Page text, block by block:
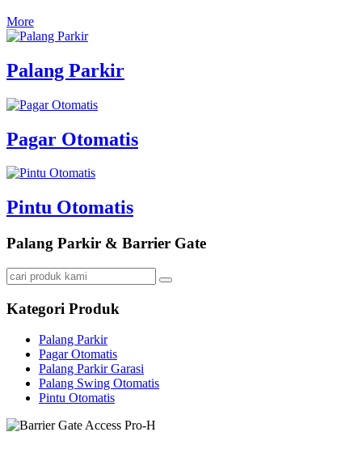
More
Palang Parkir
Pagar Otomatis
Pintu Otomatis
Palang Parkir & Barrier Gate
Kategori Produk
Palang Parkir
Pagar Otomatis
Palang Parkir Garasi
Palang Swing Otomatis
Pintu Otomatis